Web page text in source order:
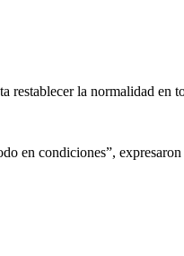
restablecer la normalidad en
en condiciones”,